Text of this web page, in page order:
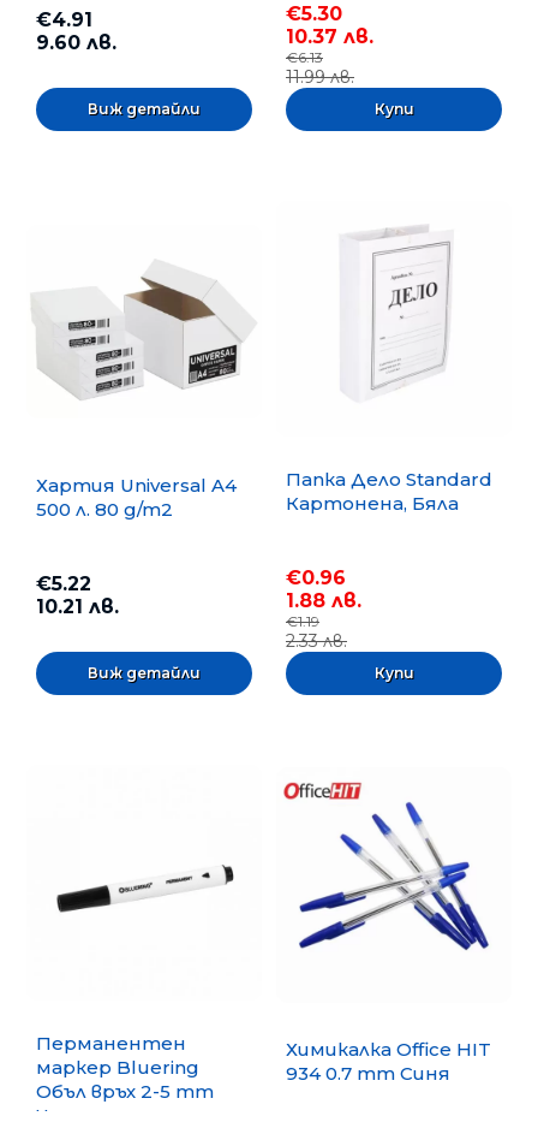
€4.91
9.60 лв.
Виж детайли
€5.30
10.37 лв.
€6.13
11.99 лв.
Хартия Universal A4
500 л. 80 g/m2
€5.22
10.21 лв.
Виж детайли
Папка Дело Standard
Картонена, Бяла
€0.96
1.88 лв.
€1.19
2.33 лв.
Перманентен
маркер Bluering
Объл връх 2-5 mm
Черен
Химикалка Office HIT
934 0.7 mm Синя